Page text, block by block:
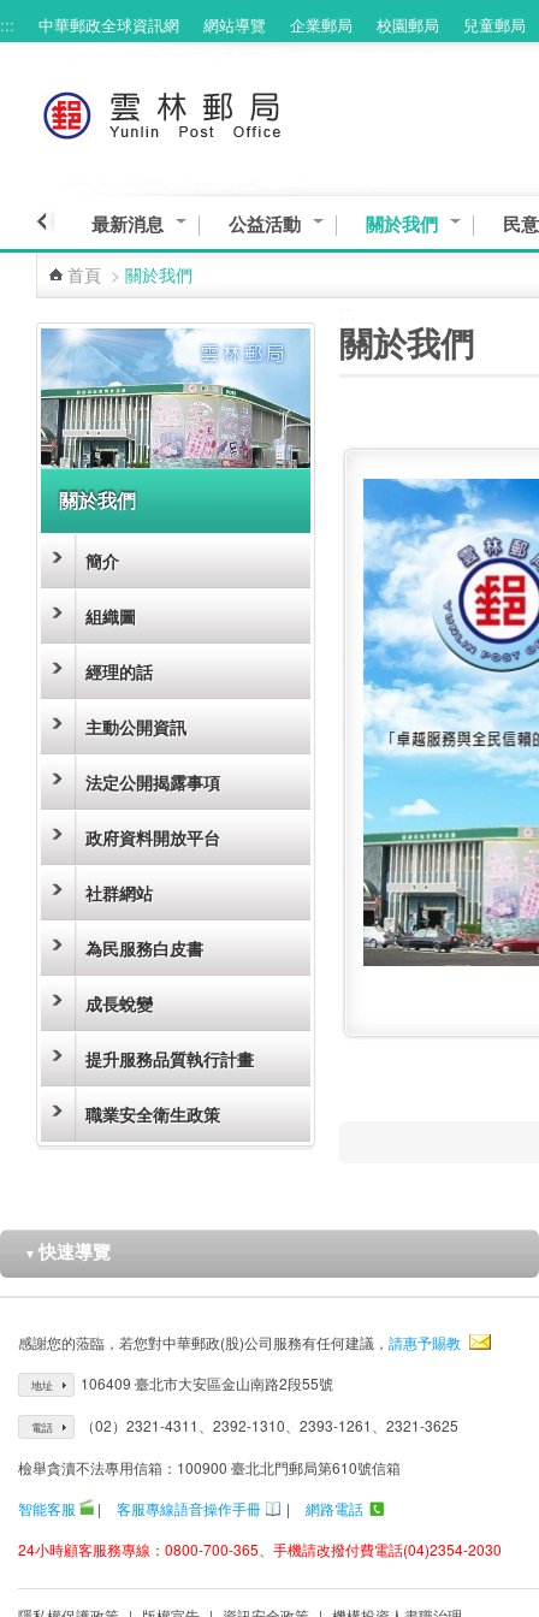
跳到主要內容區塊
::: 中華郵政全球資訊網 網站導覽 企業郵局 校園郵局 兒童郵局
最新消息 公益活動 關於我們 民
首頁 > 關於我們
關於我們
簡介
組織圖
經理的話
主動公開資訊
法定公開揭露事項
政府資料開放平台
社群網站
為民服務白皮書
成長蛻變
提升服務品質執行計畫
職業安全衛生政策
關於我們
▼ 快速導覽
感謝您的蒞臨，若您對中華郵政(股)公司服務有任何建議， 請惠予賜教
地址 106409 臺北市大安區金山南路2段55號
電話 （02）2321-4311、2392-1310、2393-1261、2321-3625
檢舉貪瀆不法專用信箱：100900 臺北北門郵局第610號信箱
智能客服
| 客服專線語音操作手冊 |
網路電話
24小時顧客服務專線：0800-700-365、手機請改撥付費電話(04)2354-2030